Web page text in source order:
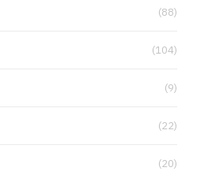
(88)
(104)
(9)
(22)
(20)